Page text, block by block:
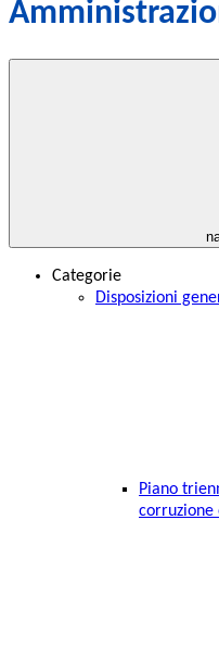
Categorie
Disposizioni
Piano
corruzione